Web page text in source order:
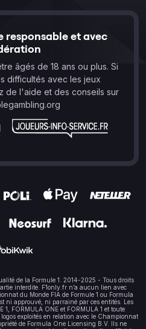
responsable et avec
âgés de 18 ans ou plus. Si
difficultés avec les jeux
de l'aide et des conseils sur
de la Formule 1. 2014-2025 - Tous droits
interdite. F1only.fr n’a aucun lien avec
du Monde FIA de Formule 1 ou Formula
ni approuvé, ni parrainé par ces entités. Les
1, FORMULA ONE et FORMULA 1 et toute
exploités en relation avec le Championnat
de Formula One Licensing B.V. Ils ne